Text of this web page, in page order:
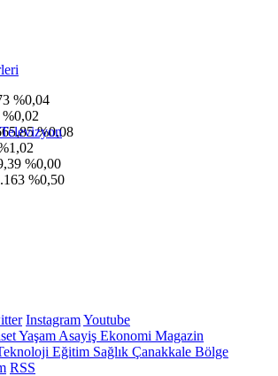
%0,04
%0,02
%0,08
%0,00
%0,50
InstagramYoutube
Yaşam Asayiş Ekonomi Magazin
Eğitim Sağlık Çanakkale Bölge
RSS